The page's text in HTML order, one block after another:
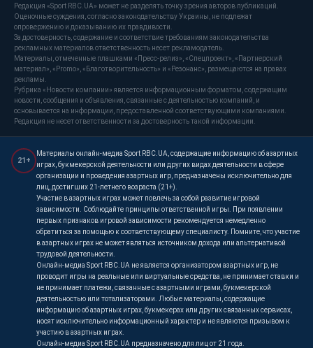
Редакция «Sport RBC.UA» может не разделять точку зрения авторов публикаций.
Оценочные суждения, согласно законодательству Украины, не подлежат
опровержению и доказыванию их правдивости.
За достоверность, содержание и соответствие требованиям законодательства
рекламных материалов ответственность несет рекламодатель.
Материалы, отмеченные плашками «Пресс-релиз», «Спецпроект», «Партнерский
материал», «Promo», «Благотворительность» и «Резонанс», размещаются на правах
рекламы.
Рубрика «Новости компании» является информационным форматом, содержащим
новости, сообщения и объявления, связанные с деятельностью компаний, и
основывается на информации, предоставленной соответствующими компаниями.
Редакция не несет ответственности за достоверность такой информации.
21+
Материалы онлайн-медиа Sport RBC.UA, содержащие информацию об азартных
играх, букмекерской деятельности или других видах деятельности в сфере
организации и проведения азартных игр, предназначены исключительно для
лиц, достигших 21-летнего возраста (21+).
Участие в азартных играх может повлечь за собой развитие игровой
зависимости. Соблюдайте принципы ответственной игры. При появлении
первых признаков игровой зависимости рекомендуется немедленно
обратиться за помощью к соответствующему специалисту. Помните, что участие
в азартных играх не может являться источником дохода или альтернативой
трудовой деятельности.
Онлайн-медиа Sport RBC.UA не является организатором азартных игр, не
проводит игры на реальные или виртуальные средства, не принимает ставки и
не принимает платежи, связанные с азартными играми, букмекерской
деятельностью или тотализаторами. Любые материалы, содержащие
информацию об азартных играх, букмекерах или других связанных сервисах,
носят исключительно информационный характер и не являются призывом к
участию в азартных играх.
Онлайн-медиа Sport RBC.UA предназначено для лиц от 21 года.